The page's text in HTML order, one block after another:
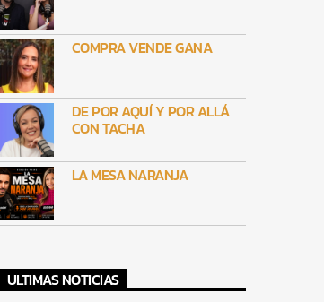
COMPRA VENDE GANA
DE POR AQUÍ Y POR ALLÁ
CON TACHA
LA MESA NARANJA
ULTIMAS NOTICIAS